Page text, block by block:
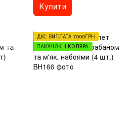
Купити
ДІЄ: ВИПЛАТА 7000ГРН
ПАКУНОК ШКОЛЯРА